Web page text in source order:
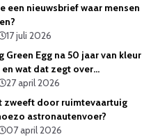
een nieuwsbrief waar mensen
17 juli 2026
Green Egg na 50 jaar van kleur
wat dat zegt over
27 april 2026
zweeft door ruimtevaartuig
astronautenvoer?
07 april 2026